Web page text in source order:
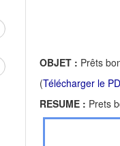
OBJET : Prêts
(Télécharger le
RESUME : Prets